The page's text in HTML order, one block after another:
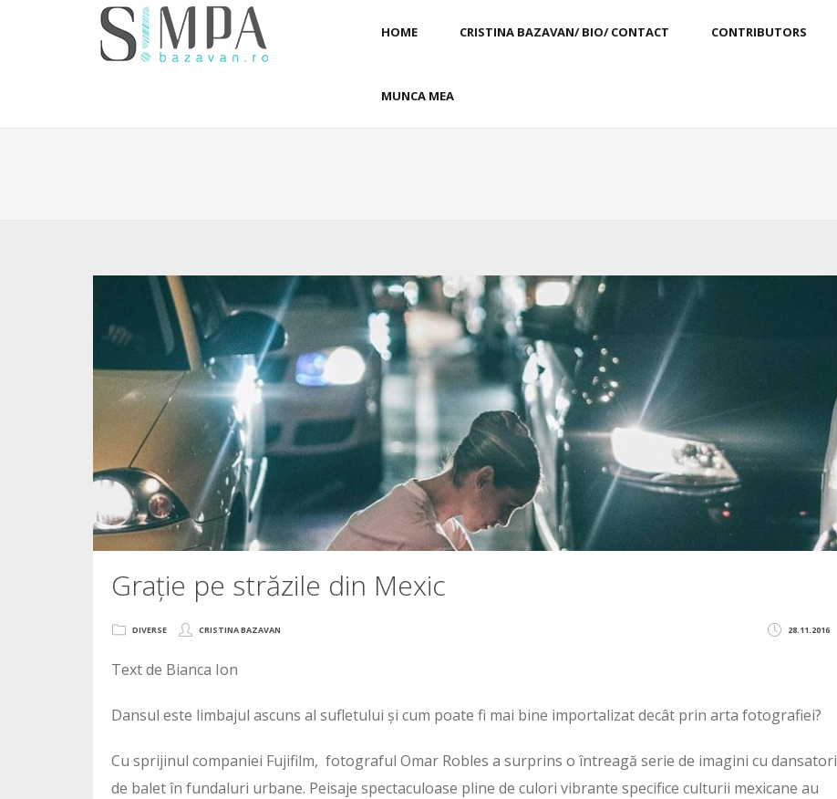
HOME CRISTINA BAZAVAN/ BIO/ CONTACT CONTRIBUTORS
MUNCA MEA
Grație pe străzile din Mexic
28.11.2016
DIVERSE CRISTINA BAZAVAN
Text de Bianca Ion
Dansul este limbajul ascuns al sufletului și cum poate fi mai bine importalizat decât prin arta fotografiei?
Cu sprijinul companiei Fujifilm, fotograful Omar Robles a surprins o întreagă serie de imagini cu dansatori
de balet în fundaluri urbane. Peisaje spectaculoase pline de culori vibrante specifice culturii mexicane au